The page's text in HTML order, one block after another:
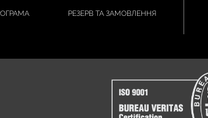
РЕЗЕРВ ТА ЗАМОВЛЕННЯ